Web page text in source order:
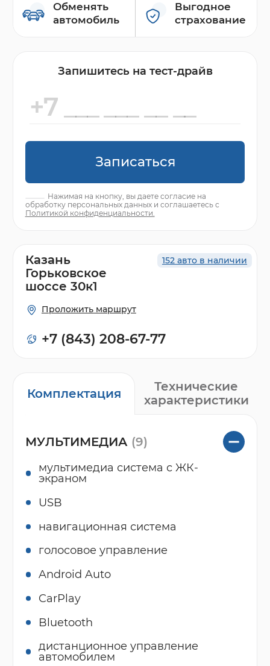
Обменять
автомобиль
Выгодное
страхование
Запишитесь на тест-драйв
Записаться
Нажимая на кнопку, вы даете согласие на
обработку персональных данных и соглашаетесь с
Политикой конфиденциальности.
Комплектация
Технические
характеристики
МУЛЬТИМЕДИА (9)
мультимедиа система с ЖК-
экраном
USB
навигационная система
голосовое управление
Android Auto
CarPlay
Bluetooth
дистанционное управление
автомобилем
152 авто в наличии
Казань
Горьковское
шоссе 30к1
Проложить маршрут
+7 (843) 208-67-77